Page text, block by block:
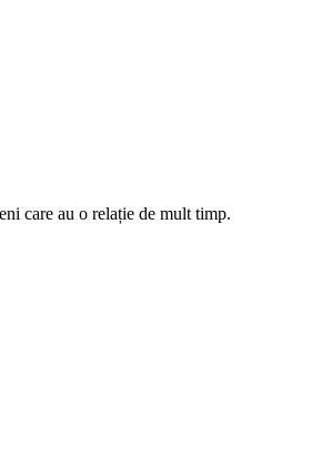
care au o relație de mult timp.